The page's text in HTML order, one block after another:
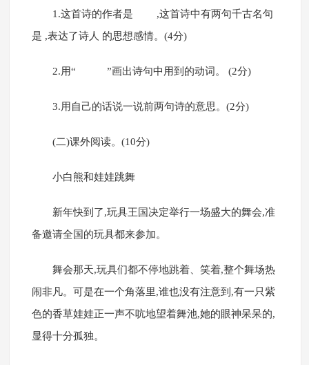
1.这首诗的作者是 ,这首诗中有两句千古名句
是 ,表达了诗人 的思想感情。(4分)
2.用“ ”画出诗句中用到的动词。 (2分)
3.用自己的话说一说前两句诗的意思。(2分)
(二)课外阅读。(10分)
小白熊和娃娃跳舞
新年快到了,玩具王国决定举行一场盛大的舞会,准
备邀请全国的玩具都来参加。
舞会那天,玩具们都不停地跳着、笑着,整个舞场热
闹非凡。可是在一个角落里,谁也没有注意到,有一只紫
色的香草娃娃正一声不吭地望着舞池,她的眼神呆呆的,
显得十分孤独。